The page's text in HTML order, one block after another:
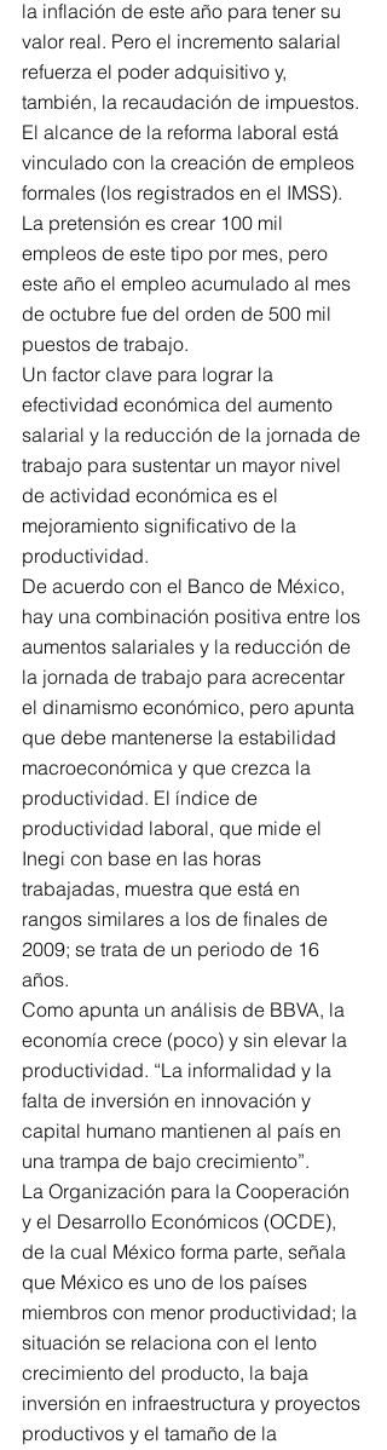
la inflación de este año para tener su
valor real. Pero el incremento salarial
refuerza el poder adquisitivo y,
también, la recaudación de impuestos.
El alcance de la reforma laboral está
vinculado con la creación de empleos
formales (los registrados en el IMSS).
La pretensión es crear 100 mil
empleos de este tipo por mes, pero
este año el empleo acumulado al mes
de octubre fue del orden de 500 mil
puestos de trabajo.
Un factor clave para lograr la
efectividad económica del aumento
salarial y la reducción de la jornada de
trabajo para sustentar un mayor nivel
de actividad económica es el
mejoramiento significativo de la
productividad.
De acuerdo con el Banco de México,
hay una combinación positiva entre los
aumentos salariales y la reducción de
la jornada de trabajo para acrecentar
el dinamismo económico, pero apunta
que debe mantenerse la estabilidad
macroeconómica y que crezca la
productividad. El índice de
productividad laboral, que mide el
Inegi con base en las horas
trabajadas, muestra que está en
rangos similares a los de finales de
2009; se trata de un periodo de 16
años.
Como apunta un análisis de BBVA, la
economía crece (poco) y sin elevar la
productividad. “La informalidad y la
falta de inversión en innovación y
capital humano mantienen al país en
una trampa de bajo crecimiento”.
La Organización para la Cooperación
y el Desarrollo Económicos (OCDE),
de la cual México forma parte, señala
que México es uno de los países
miembros con menor productividad; la
situación se relaciona con el lento
crecimiento del producto, la baja
inversión en infraestructura y proyectos
productivos y el tamaño de la